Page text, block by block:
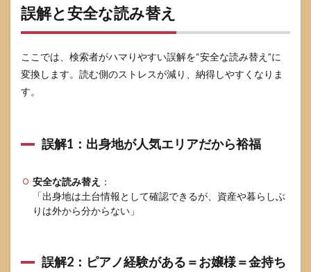
誤解と安全な読み替え
ここでは、検索者がハマりやすい誤解を“安全な読み替え”に
変換します。読む側のストレスが減り、納得しやすくなりま
す。
誤解1：出身地が人気エリアだから裕福
安全な読み替え ：
「出身地は土台情報として確認できるが、資産や暮らしぶ
りは外から分からない」
誤解2：ピアノ経験がある＝お嬢様＝金持ち